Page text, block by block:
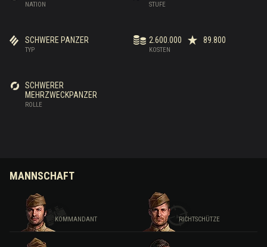
NATION STUFE
TYP
SCHWERE PANZER
KOSTEN
2.600.000 89.800
ROLLE
SCHWERER
MEHRZWECKPANZER
MANNSCHAFT
KOMMANDANT RICHTSCHÜTZE